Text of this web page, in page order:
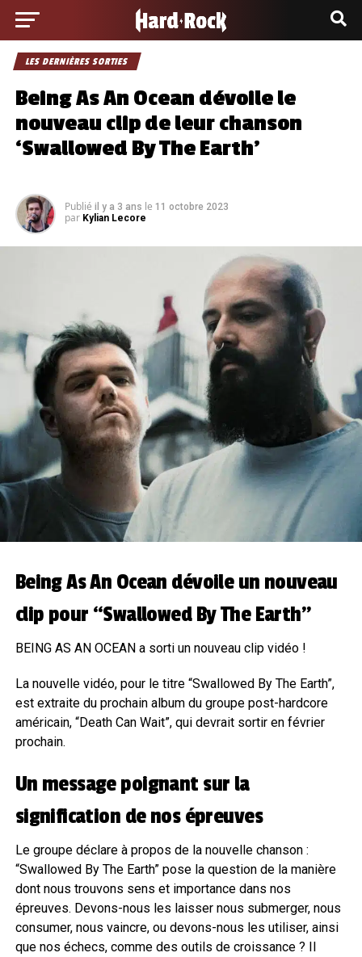
LES DERNIÈRES SORTIES
Being As An Ocean dévoile le
nouveau clip de leur chanson
‘Swallowed By The Earth’
Publié il y a 3 ans le 11 octobre 2023
par Kylian Lecore
Being As An Ocean dévoile un nouveau
clip pour “Swallowed By The Earth”
BEING AS AN OCEAN a sorti un nouveau clip vidéo !
La nouvelle vidéo, pour le titre “Swallowed By The Earth”,
est extraite du prochain album du groupe post-hardcore
américain, “Death Can Wait”, qui devrait sortir en février
prochain.
Un message poignant sur la
signification de nos épreuves
Le groupe déclare à propos de la nouvelle chanson :
“Swallowed By The Earth” pose la question de la manière
dont nous trouvons sens et importance dans nos
épreuves. Devons-nous les laisser nous submerger, nous
consumer, nous vaincre, ou devons-nous les utiliser, ainsi
que nos échecs, comme des outils de croissance ? Il